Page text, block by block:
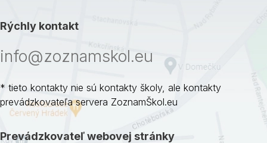
Rýchly kontakt
info@zoznamskol.eu
* tieto kontakty nie sú kontakty školy, ale kontakty
prevádzkovateľa servera ZoznamŠkol.eu
Prevádzkovateľ webovej stránky